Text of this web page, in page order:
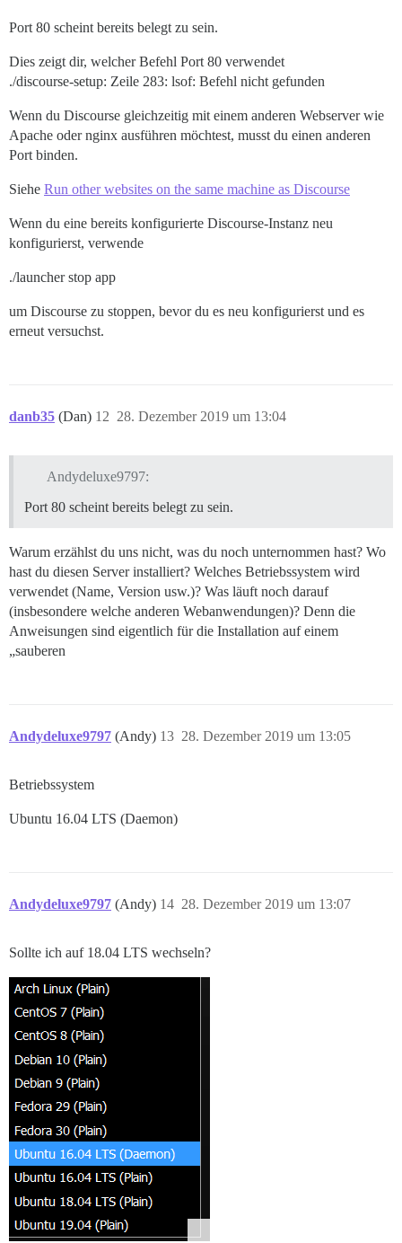
Port 80 scheint bereits belegt zu sein.
Dies zeigt dir, welcher Befehl Port 80 verwendet
./discourse-setup: Zeile 283: lsof: Befehl nicht gefunden
Wenn du Discourse gleichzeitig mit einem anderen Webserver wie
Apache oder nginx ausführen möchtest, musst du einen anderen
Port binden.
Siehe Run other websites on the same machine as Discourse
Wenn du eine bereits konfigurierte Discourse-Instanz neu
konfigurierst, verwende
./launcher stop app
um Discourse zu stoppen, bevor du es neu konfigurierst und es
erneut versuchst.
danb35 (Dan) 28. Dezember 2019 um 13:04
12
Andydeluxe9797:
Port 80 scheint bereits belegt zu sein.
Warum erzählst du uns nicht, was du noch unternommen hast? Wo
hast du diesen Server installiert? Welches Betriebssystem wird
verwendet (Name, Version usw.)? Was läuft noch darauf
(insbesondere welche anderen Webanwendungen)? Denn die
Anweisungen sind eigentlich für die Installation auf einem
„sauberen
Andydeluxe9797 (Andy) 28. Dezember 2019 um 13:05
13
Betriebssystem
Ubuntu 16.04 LTS (Daemon)
Andydeluxe9797 (Andy) 28. Dezember 2019 um 13:07
14
Sollte ich auf 18.04 LTS wechseln?